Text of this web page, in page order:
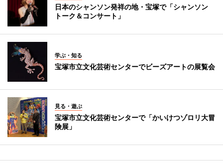
日本のシャンソン発祥の地・宝塚で「シャンソン
トーク＆コンサート」
学ぶ・知る
宝塚市立文化芸術センターでビーズアートの展覧会
見る・遊ぶ
宝塚市立文化芸術センターで「かいけつゾロリ大冒
険展」